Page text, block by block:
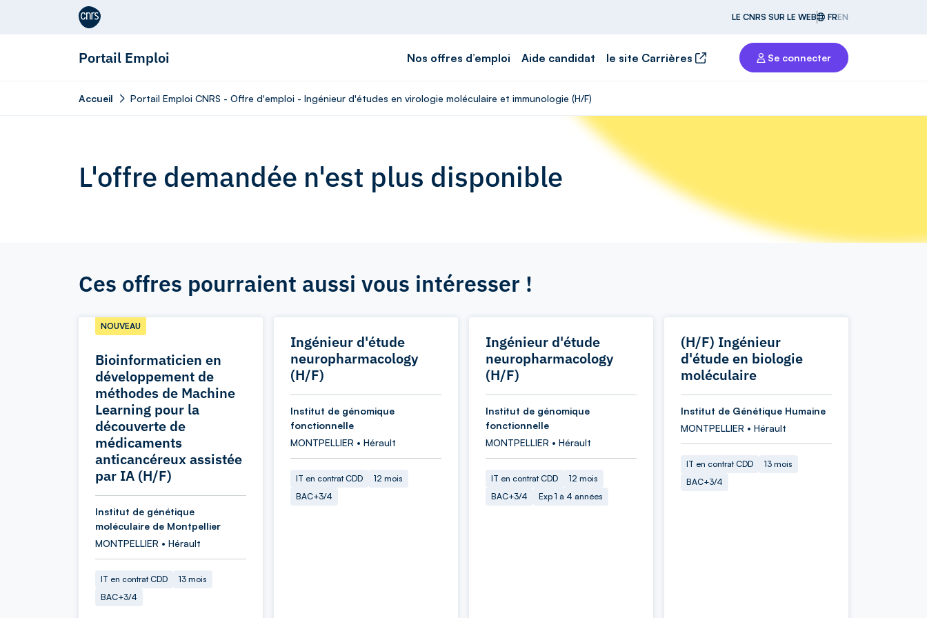
Aller au contenu
LE CNRS SUR LE WEB FREN
Portail Emploi Nos offres d’emploi Aide candidat le site Carrières Se connecter
Accueil Portail Emploi CNRS - Offre d'emploi - Ingénieur d'études en virologie moléculaire et immunologie (H/F)
L'offre demandée n'est plus disponible
Ces offres pourraient aussi vous intéresser !
Bioinformaticien en
développement de
méthodes de Machine
Learning pour la
découverte de
médicaments
anticancéreux assistée
par IA (H/F)
NOUVEAU
Institut de génétique
moléculaire de Montpellier
MONTPELLIER • Hérault
IT en contrat CDD
13 mois
BAC+3/4
Ingénieur d'étude
neuropharmacology
(H/F)
Institut de génomique
fonctionnelle
MONTPELLIER • Hérault
IT en contrat CDD
12 mois
BAC+3/4
Ingénieur d'étude
neuropharmacology
(H/F)
Institut de génomique
fonctionnelle
MONTPELLIER • Hérault
IT en contrat CDD
12 mois
BAC+3/4
Exp 1 à 4 années
(H/F) Ingénieur
d'étude en biologie
moléculaire
Institut de Génétique Humaine
MONTPELLIER • Hérault
IT en contrat CDD
13 mois
BAC+3/4